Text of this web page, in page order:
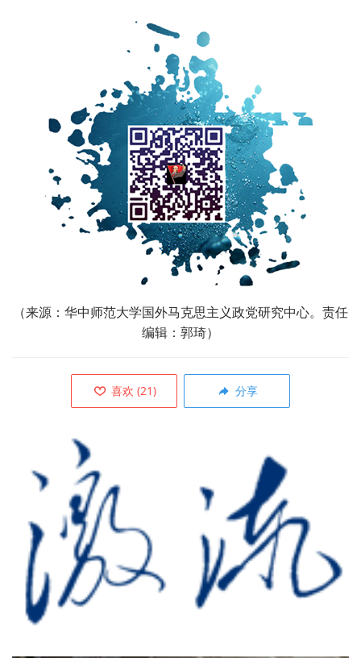
（来源： 华中师范大学国外马克思主义政党研究中心。责任
编辑：郭琦）
喜欢 (21) 分享